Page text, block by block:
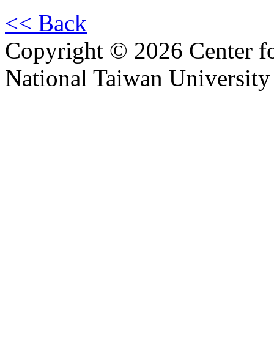
<< Back
Copyright © 2026 Center
National Taiwan University